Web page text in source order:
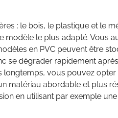
: le bois, le plastique et le
le plus adapté. Vous
en PVC peuvent être
se dégrader rapidement après
longtemps, vous pouvez
matériau abordable et plus
en utilisant par exemple une